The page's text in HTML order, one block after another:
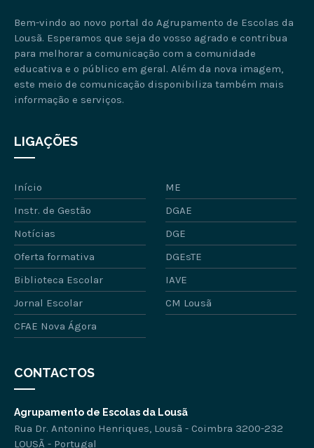
Bem-vindo ao novo portal do Agrupamento de Escolas da
Lousã. Esperamos que seja do vosso agrado e contribua
para melhorar a comunicação com a comunidade
educativa e o público em geral. Além da nova imagem,
este meio de comunicação disponibiliza também mais
informação e serviços.
LIGAÇÕES
Início
ME
Instr. de Gestão
DGAE
Notícias
DGE
Oferta formativa
DGEsTE
Biblioteca Escolar
IAVE
Jornal Escolar
CM Lousã
CFAE Nova Ágora
CONTACTOS
Agrupamento de Escolas da Lousã
Rua Dr. Antonino Henriques, Lousã - Coimbra 3200-232
LOUSÃ - Portugal